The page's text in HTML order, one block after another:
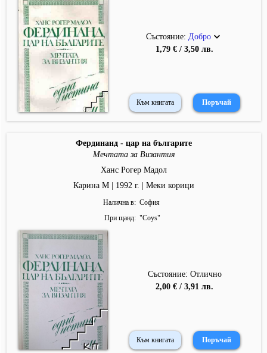
Състояние:Добро
1,79 € / 3,50 лв.
Към книгата
Фердинанд - цар на българите
Мечтата за Византия
Ханс Рогер Мадол
Карина М | 1992 г. | Меки корици
Налична в
София
При щанд
"Coys"
Състояние: Отлично
2,00 € / 3,91 лв.
Към книгата